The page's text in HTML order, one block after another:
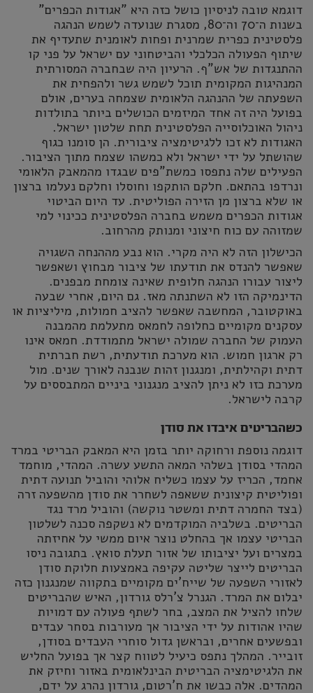
דוגמא טובה לניסיון כושל כזה היא "אגודות הכפרים"
בשנות ה־70 וה־80, מסגרת שנועדה לשמש הנהגה
פלסטינית כפרית שמרנית ופחות לאומנית שתעדיף את
שיתוף הפעולה הכלכלי והביטחוני עם ישראל על פני קו
ההתנגדות של אש"ף. הרעיון היה שבחברה המסורתית
המנהיגות המקומית תוכל לשמש גשר ולהפחית את
השפעתה של ההנהגה הלאומית שצמחה בערים, אולם
בפועל היה זה אחד המיזמים הכושלים ביותר בתולדות
ניהול האוכלוסייה הפלסטינית תחת שלטון ישראל.
האגודות לא זכו ללגיטימציה ציבורית. הן סומנו כגוף
שהושתל על ידי ישראל ולא כמשהו שצמח מתוך הציבור.
הפעילים שלה נתפסו כמשת"פים שבגדו מהמאבק הלאומי
ונרדפו בהתאם. חלקם הותקפו וחוסלו וחלקם נעלמו ברצון
או שלא ברצון מן הזירה הפוליטית. עד היום הביטוי
אגודות הכפרים משמש בחברה הפלסטינית ככינוי למי
שמזוהה עם כוח חיצוני ומנותק מהרחוב.
הכישלון הזה לא היה מקרי. הוא נבע מההנחה השגויה
שאפשר להנדס את תודעתו של ציבור מבחוץ ושאפשר
ליצור עבורו הנהגה חלופית שאינה צומחת מבפנים.
הדינמיקה הזו לא השתנתה מאז. גם היום, אחרי שבעה
באוקטובר, המחשבה שאפשר להציב חמולות, מיליציות או
עסקנים מקומיים כחלופה לחמאס מתעלמת מהמבנה
העמוק של החברה שמולה ישראל מתמודדת. חמאס אינו
רק ארגון חמוש. הוא מערכת תודעתית, רשת חברתית
דתית וקהילתית, ומנגנון זהות שנבנה לאורך שנים. מול
מערכת כזו לא ניתן להציב מנגנוני ביניים המתבססים על
קרבה לישראל.
כשהבריטים איבדו את סודן
דוגמה נוספת ורחוקה יותר בזמן היא המאבק הבריטי במרד
המהדי בסודן בשלהי המאה התשע עשרה. המהדי, מוחמד
אחמד, הכריז על עצמו כשליח אלוהי והוביל תנועה דתית
ופוליטית קיצונית ששאפה לשחרר את סודן מהשפעה זרה
(בצד החמרה דתית ומשטר נוקשה) והוביל מרד נגד
הבריטים. בשלביה המוקדמים לא נשקפה סכנה לשלטון
הבריטי עצמו אך בהחלט נוצר איום ממשי על אחיזתה
במצרים ועל יציבותו של אזור תעלת סואץ. בתגובה ניסו
הבריטים לייצר שליטה עקיפה באמצעות חלוקת סודן
לאזורי השפעה של שייח'ים מקומיים בתקווה שמנגנון כזה
יבלום את המרד. הגנרל צ'רלס גורדון, האיש שהבריטים
שלחו להציל את המצב, בחר לשתף פעולה עם דמויות
שהיו אהודות על ידי הציבור אך מעורבות בסחר עבדים
ובפשעים אחרים, ובראשן גדול סוחרי העבדים בסודן,
זובייר. המהלך נתפס כיעיל לטווח קצר אך בפועל החליש
את הלגיטימציה הבריטית הבינלאומית באזור וחיזק את
המהדים. אלה כבשו את ח'רטום, גורדון נהרג על ידם,